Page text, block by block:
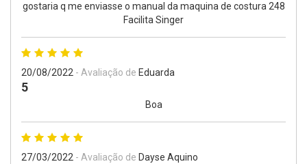
gostaria q me enviasse o manual da maquina de costura 248
Facilita Singer
20/08/2022 - Avaliação de Eduarda
5
Boa
27/03/2022 - Avaliação de Dayse Aquino